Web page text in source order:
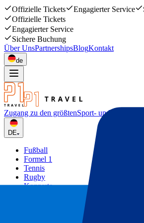
Offizielle Tickets Engagierter Service
Offizielle Tickets
Engagierter Service
Sichere Buchung
Über UnsPartnershipsBlogKontakt
de
Zugang zu den größtenSport- und
DE
Fußball
Formel 1
Tennis
Rugby
Konzerte